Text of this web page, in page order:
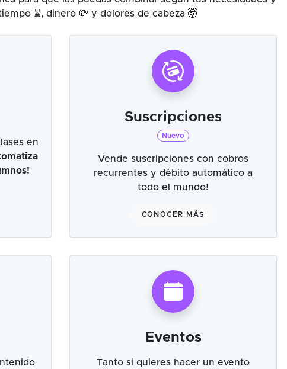
⌛, dinero 💸 y dolores de cabeza 🤯
en
Suscripciones
Nuevo
Vende suscripciones con cobros
recurrentes y débito automático a
todo el mundo!
CONOCER MÁS
Eventos
Tanto si quieres hacer un evento